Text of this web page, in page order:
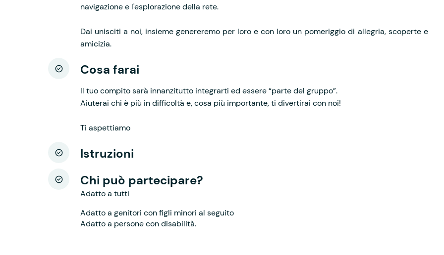
navigazione e l'esplorazione della rete.
Dai unisciti a noi, insieme genereremo per loro e con loro un pomeriggio di allegria, scoperte e
amicizia.
Cosa farai
Il tuo compito sarà innanzitutto integrarti ed essere “parte del gruppo”.
Aiuterai chi è più in difficoltà e, cosa più importante, ti divertirai con noi!
Ti aspettiamo
Istruzioni
Chi può partecipare?
Adatto a tutti
Adatto a genitori con figli minori al seguito
Adatto a persone con disabilità.